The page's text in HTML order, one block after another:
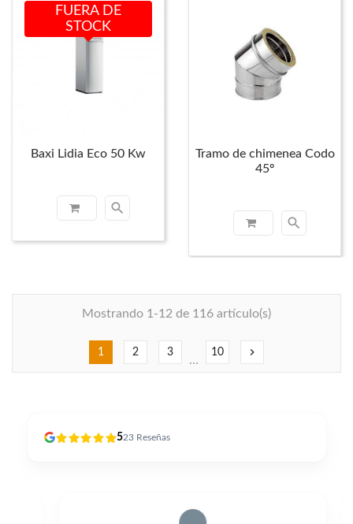
Baxi Lidia Eco 50 Kw
search
FUERA DE
STOCK
Tramo de chimenea Codo
45º
search
Mostrando 1-12 de 116 artículo(s)
1 2 3
…
10 chevron_right
523 Reseñas